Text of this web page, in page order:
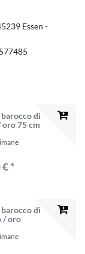
Essen
di
oro 75 cm
*
di
/ oro